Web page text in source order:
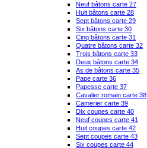
Neuf bâtons carte 27
Huit bâtons carte 28
Sept bâtons carte 29
Six bâtons carte 30
Cinq bâtons carte 31
Quatre bâtons carte 32
Trois bâtons carte 33
Deux bâtons carte 34
As de bâtons carte 35
Pape carte 36
Papesse carte 37
Cavalier romain carte 38
Camerier carte 39
Dix coupes carte 40
Neuf coupes carte 41
Huit coupes carte 42
Sept coupes carte 43
Six coupes carte 44